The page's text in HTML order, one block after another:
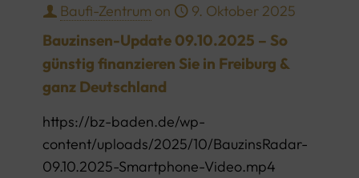
Baufi-Zentrum on 9. Oktober 2025
Bauzinsen-Update 09.10.2025 – So
günstig finanzieren Sie in Freiburg &
ganz Deutschland
https://bz-baden.de/wp-
content/uploads/2025/10/BauzinsRadar-
09.10.2025-Smartphone-Video.mp4